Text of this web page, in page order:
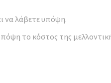
να λάβετε υπόψη.
το κόστος της